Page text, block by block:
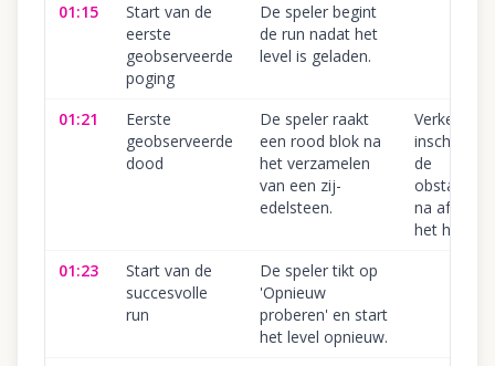
01:15
Start van de
eerste
geobserveerde
poging
De speler begint
de run nadat het
level is geladen.
01:21
Eerste
geobserveerde
dood
De speler raakt
een rood blok na
het verzamelen
van een zij-
edelsteen.
Verkeerd
inschatten
de
na
het
01:23
Start van de
succesvolle
run
De speler tikt op
'Opnieuw
proberen' en start
het level opnieuw.